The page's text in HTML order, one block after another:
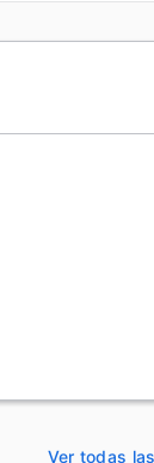
Ver todas